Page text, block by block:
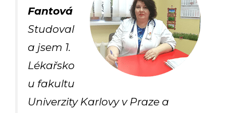
Fantová
Studoval
a jsem 1.
Lékařsko
u fakultu
Univerzity Karlovy v Praze a